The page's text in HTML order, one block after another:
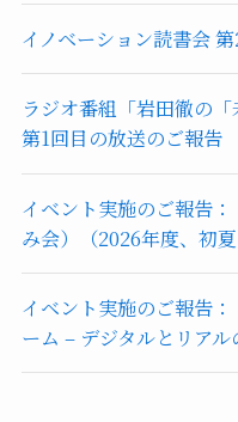
イノベーション読書会
ラジオ番組「岩田徹の
第1回目の放送のご報告
イベント実施のご報告
み会）（2026年度、初夏
イベント実施のご報告
ーム – デジタルとリアル